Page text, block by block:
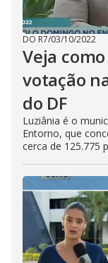
DO R7/03/10/2022
Veja
votação
do DF
Luziânia é o
Entorno, que
cerca de 125.775